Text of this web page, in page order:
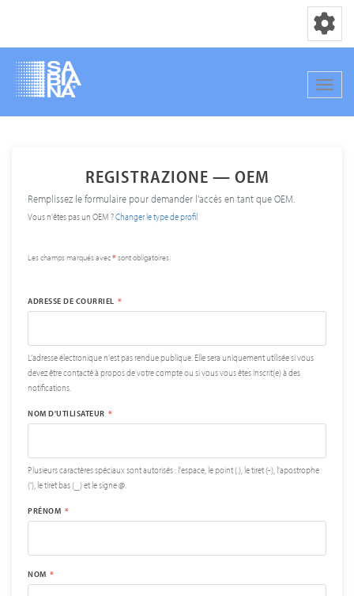
Basculer
REGISTRAZIONE — OEM
Remplissez le formulaire pour demander l'accès en tant que OEM.
Vous n'êtes pas un OEM ?Changer le type de profil
Les champs marqués avec*sont obligatoires.
ADRESSE DE COURRIEL
L'adresse électronique n'est pas rendue publique. Elle sera uniquement utilisée si vous
devez être contacté à propos de votre compte ou si vous vous êtes inscrit(e) à des
notifications.
NOM D'UTILISATEUR
Plusieurs caractères spéciaux sont autorisés : l'espace, le point (.), le tiret (-), l'apostrophe
('), le tiret bas (_) et le signe @.
PRÉNOM
NOM